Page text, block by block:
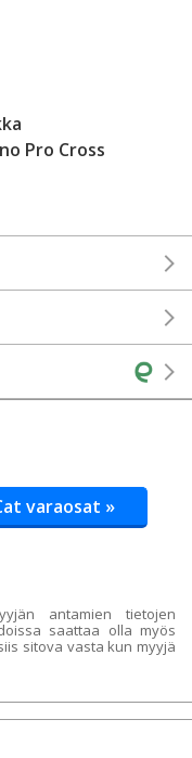
Pro Cross
varaosat »
antamien tietojen
saattaa olla myös
sitova vasta kun myyjä